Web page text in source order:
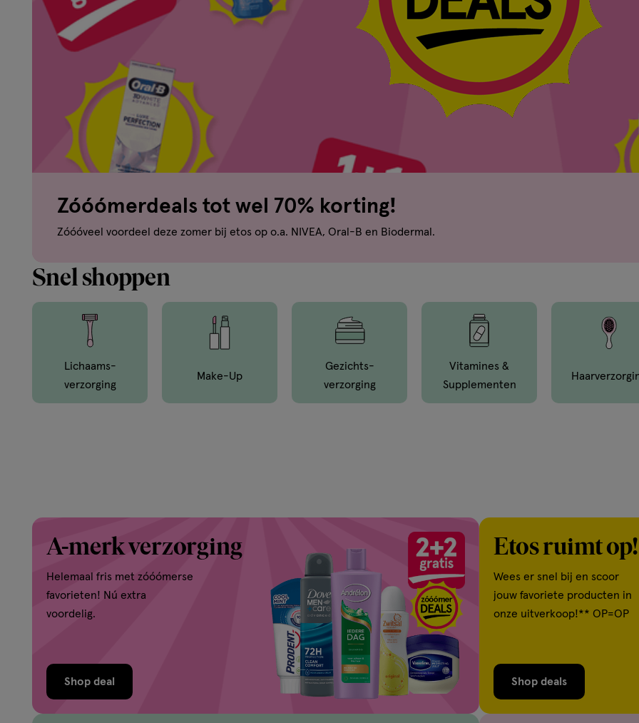
mooi
voelen.
Van
binnen
Zóóómerdeals tot wel 70% korting!
Zóóóveel voordeel deze zomer bij etos op o.a. NIVEA, Oral-B en Biodermal.
Snel shoppen
Lichaams­
Verzorging
Make-Up
Gezichts­
Verzorging
Vitamines &
Supple­menten
A-merk verzorging
Helemaal fris met zóóómerse
favorieten! Nú extra
voordelig.
Shop deal
Etos ruimt op!
Wees er snel bij en scoor
jouw favoriete producten in
onze uitverkoop!** OP=OP
Shop deals